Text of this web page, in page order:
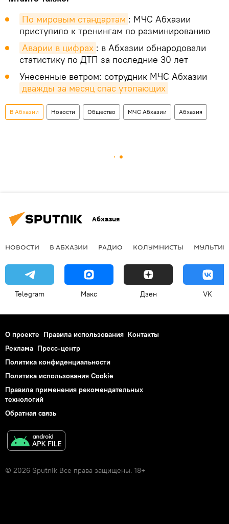
По мировым стандартам : МЧС Абхазии
приступило к тренингам по разминированию
Аварии в цифрах : в Абхазии обнародовали
статистику по ДТП за последние 30 лет
Унесенные ветром: сотрудник МЧС Абхазии
дважды за месяц спас утопающих
В Абхазии Новости Общество МЧС Абхазии Абхазия
Абхазия
НОВОСТИ В АБХАЗИИ РАДИО КОЛУМНИСТЫ
Telegram Макс Дзен VK
О проекте Правила использования Контакты
Реклама Пресс-центр
Политика конфиденциальности
Политика использования Cookie
Правила применения рекомендательных
технологий
Обратная связь
© 2026 Sputnik Все права защищены. 18+